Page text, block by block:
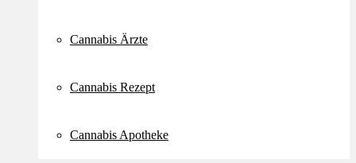
Cannabis Ärzte
Cannabis Rezept
Cannabis Apotheke